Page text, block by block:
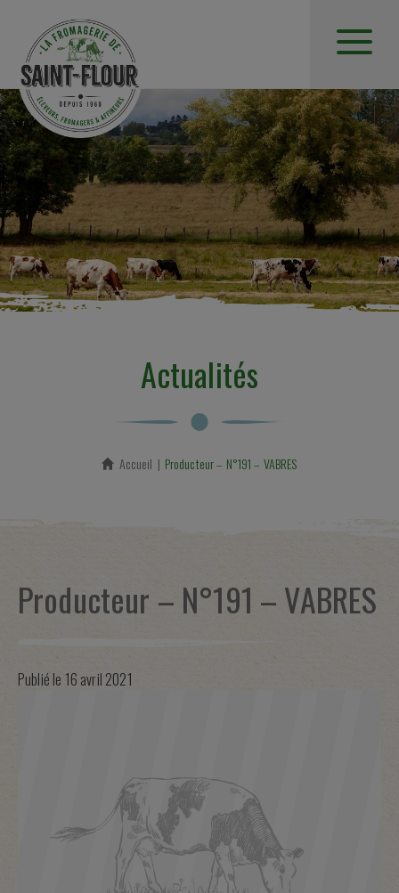
Actualités
Accueil En cours :
Producteur – N°191 – VABRES
Producteur – N°191 – VABRES
Publié le 16 avril 2021